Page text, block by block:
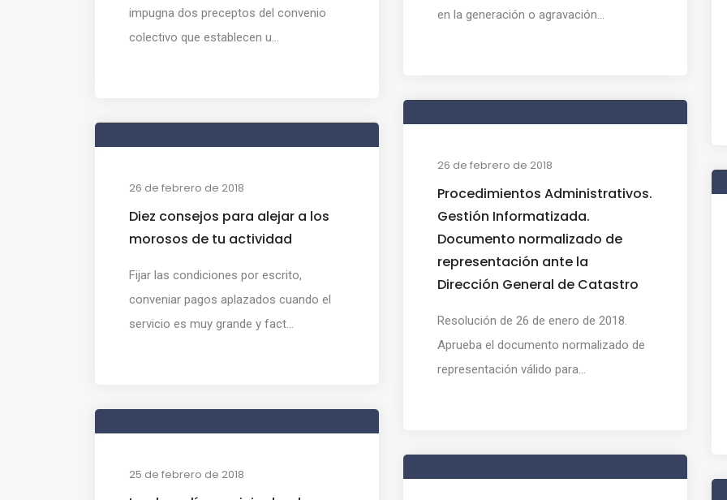
en la generación o agravación...
impugna dos preceptos del convenio
colectivo que establecen u...
26 de febrero de 2018
Procedimientos Administrativos.
Gestión Informatizada.
Documento normalizado de
representación ante la
Dirección General de Catastro
Resolución de 26 de enero de 2018.
Aprueba el documento normalizado de
representación válido para...
26 de febrero de 2018
Diez consejos para alejar a los
morosos de tu actividad
Fijar las condiciones por escrito,
conveniar pagos aplazados cuando el
servicio es muy grande y fact...
25 de febrero de 2018